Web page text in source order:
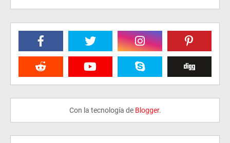
Con la tecnología de Blogger.